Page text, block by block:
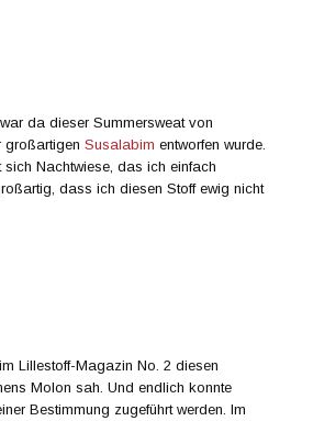
da dieser Summersweat von
großartigenSusalabim entworfen wurde.
Nachtwiese, das ich einfach
dass ich diesen Stoff ewig nicht
Lillestoff-Magazin No. 2 diesen
Molon sah. Und endlich konnte
Bestimmung zugeführt werden. Im